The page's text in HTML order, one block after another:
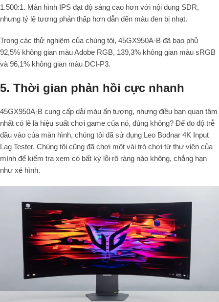
1.500:1. Màn hình IPS đạt độ sáng cao hơn với nội dung SDR,
nhưng tỷ lệ tương phản thấp hơn dẫn đến màu đen bị nhạt.
Trong các thử nghiệm của chúng tôi, 45GX950A-B đã bao phủ
92,5% không gian màu Adobe RGB, 139,3% không gian màu sRGB
và 96,1% không gian màu DCI-P3.
5. Thời gian phản hồi cực nhanh
45GX950A-B cung cấp dải màu ấn tượng, nhưng điều bạn quan tâm
nhất có lẽ là hiệu suất chơi game của nó, đúng không? Để đo độ trễ
đầu vào của màn hình, chúng tôi đã sử dụng Leo Bodnar 4K Input
Lag Tester. Chúng tôi cũng đã chơi một vài trò chơi từ thư viện của
mình để kiểm tra xem có bất kỳ lỗi rõ ràng nào không, chẳng hạn
như xé hình.